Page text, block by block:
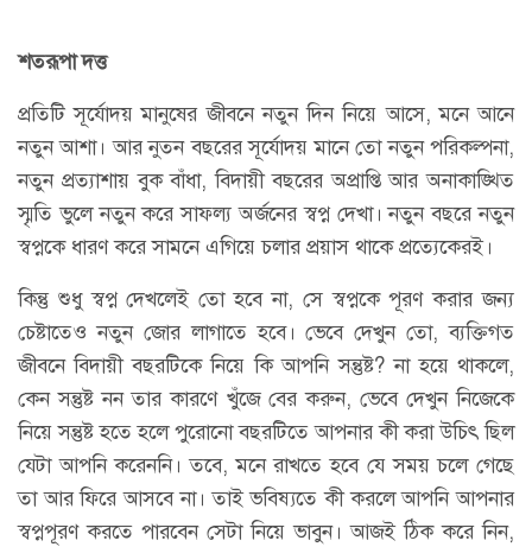
শতরূপা দত্ত
প্রতিটি সূর্যোদয় মানুষের জীবনে নতুন দিন নিয়ে আসে, মনে আনে
নতুন আশা। আর নুতন বছরের সূর্যোদয় মানে তো নতুন পরিকল্পনা,
নতুন প্রত্যাশায় বুক বাঁধা, বিদায়ী বছরের অপ্রাপ্তি আর অনাকাঙ্খিত
স্মৃতি ভুলে নতুন করে সাফল্য অর্জনের স্বপ্ন দেখা। নতুন বছরে নতুন
স্বপ্নকে ধারণ করে সামনে এগিয়ে চলার প্রয়াস থাকে প্রত্যেকেরই।
কিন্তু শুধু স্বপ্ন দেখলেই তো হবে না, সে স্বপ্নকে পূরণ করার জন্য
চেষ্টাতেও নতুন জোর লাগাতে হবে। ভেবে দেখুন তো, ব্যক্তিগত
জীবনে বিদায়ী বছরটিকে নিয়ে কি আপনি সন্তুষ্ট? না হয়ে থাকলে,
কেন সন্তুষ্ট নন তার কারণে খুঁজে বের করুন, ভেবে দেখুন নিজেকে
নিয়ে সন্তুষ্ট হতে হলে পুরোনো বছরটিতে আপনার কী করা উচিৎ ছিল
যেটা আপনি করেননি। তবে, মনে রাখতে হবে যে সময় চলে গেছে
তা আর ফিরে আসবে না। তাই ভবিষ্যতে কী করলে আপনি আপনার
স্বপ্নপূরণ করতে পারবেন সেটা নিয়ে ভাবুন। আজই ঠিক করে নিন,